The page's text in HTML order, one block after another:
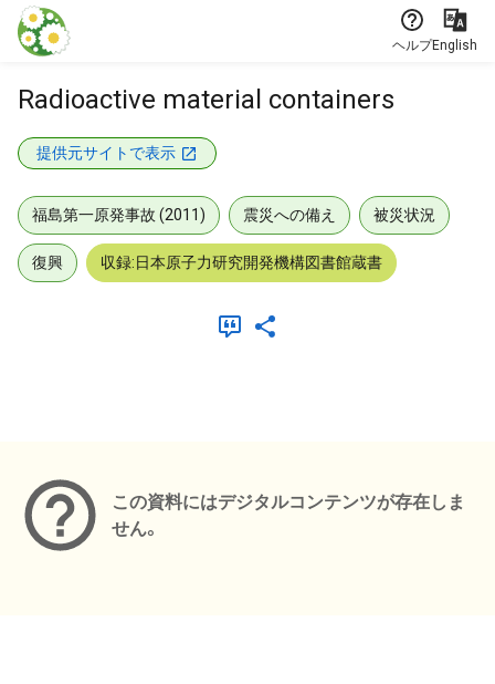
本文に飛ぶ
ヘルプEnglish
Radioactive material containers
提供元サイトで表示
福島第一原発事故 (2011) 震災への備え 被災状況
復興 収録:日本原子力研究開発機構図書館蔵書
この資料にはデジタルコンテンツが存在しま
せん。